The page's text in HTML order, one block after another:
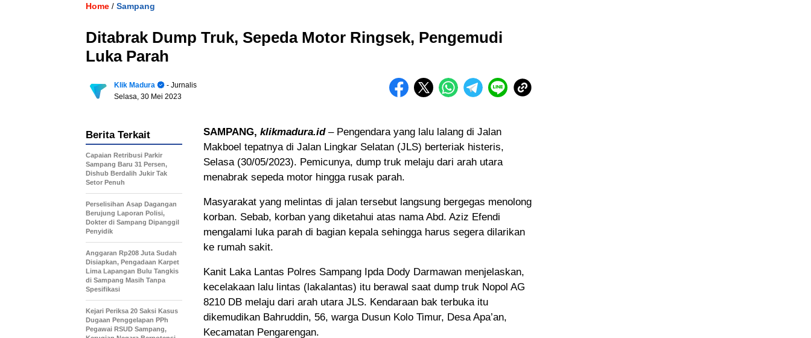
Home / Sampang
Ditabrak Dump Truk, Sepeda Motor Ringsek, Pengemudi
Luka Parah
Klik Madura
- Jurnalis
Selasa, 30 Mei 2023
SAMPANG, klikmadura.id– Pengendara yang lalu lalang di Jalan
Makboel tepatnya di Jalan Lingkar Selatan (JLS) berteriak histeris,
Selasa (30/05/2023). Pemicunya, dump truk melaju dari arah utara
menabrak sepeda motor hingga rusak parah.
Masyarakat yang melintas di jalan tersebut langsung bergegas menolong
korban. Sebab, korban yang diketahui atas nama Abd. Aziz Efendi
mengalami luka parah di bagian kepala sehingga harus segera dilarikan
ke rumah sakit.
Kanit Laka Lantas Polres Sampang Ipda Dody Darmawan menjelaskan,
kecelakaan lalu lintas (lakalantas) itu berawal saat dump truk Nopol AG
8210 DB melaju dari arah utara JLS. Kendaraan bak terbuka itu
dikemudikan Bahruddin, 56, warga Dusun Kolo Timur, Desa Apa’an,
Kecamatan Pengarengan.
Berita Terkait
Capaian Retribusi Parkir
Sampang Baru 31 Persen,
Dishub Berdalih Jukir Tak
Setor Penuh
Perselisihan Asap Dagangan
Berujung Laporan Polisi,
Dokter di Sampang Dipanggil
Penyidik
Anggaran Rp208 Juta Sudah
Disiapkan, Pengadaan Karpet
Lima Lapangan Bulu Tangkis
di Sampang Masih Tanpa
Spesifikasi
Kejari Periksa 20 Saksi Kasus
Dugaan Penggelapan PPh
Pegawai RSUD Sampang,